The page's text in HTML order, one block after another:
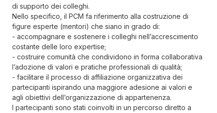
di supporto dei colleghi.
Nello specifico, il PCM fa riferimento alla costruzione di
figure esperte (mentori) che siano in grado di:
- accompagnare e sostenere i colleghi nell’accrescimento
costante delle loro expertise;
- costruire comunità che condividono in forma collaborativa
l’adozione di valori e pratiche professionali di qualità;
- facilitare il processo di affiliazione organizzativa dei
partecipanti ispirando una maggiore adesione ai valori e
agli obiettivi dell’organizzazione di appartenenza.
I partecipanti sono stati coinvolti in un percorso diretto a